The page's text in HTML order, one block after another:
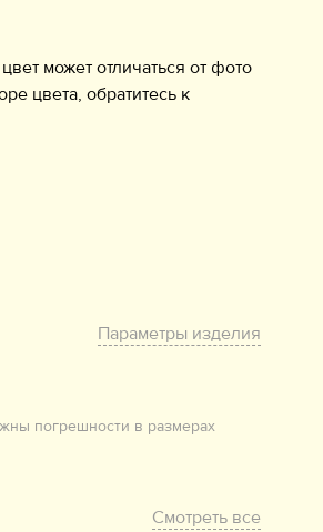
может отличаться от фото
цвета, обратитесь к
Параметры изделия
погрешности в размерах
Смотреть все